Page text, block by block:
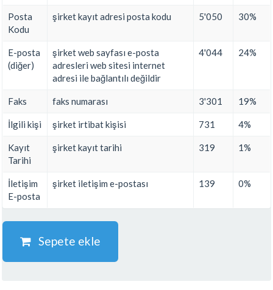
Posta
Kodu
şirket kayıt adresi posta kodu 5'050 30%
E-posta
(diğer)
şirket web sayfası e-posta
adresleri web sitesi internet
adresi ile bağlantılı değildir
4'044 24%
Faks faks numarası 3'301 19%
İlgili kişi şirket irtibat kişisi 731 4%
Kayıt
Tarihi
şirket kayıt tarihi 319 1%
İletişim
E-posta
şirket iletişim e-postası 139 0%
Sepete ekle